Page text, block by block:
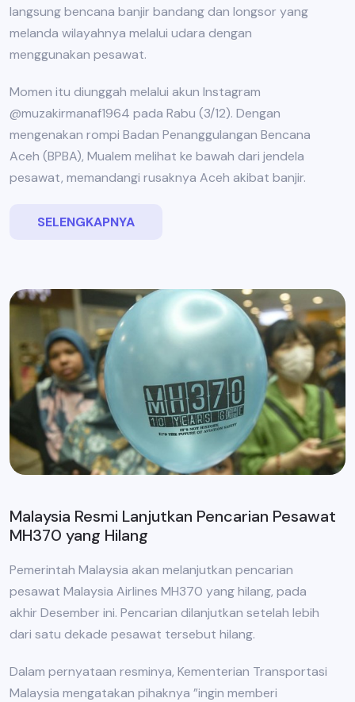
langsung bencana banjir bandang dan longsor yang
melanda wilayahnya melalui udara dengan
menggunakan pesawat.
Momen itu diunggah melalui akun Instagram
@muzakirmanaf1964 pada Rabu (3/12). Dengan
mengenakan rompi Badan Penanggulangan Bencana
Aceh (BPBA), Mualem melihat ke bawah dari jendela
pesawat, memandangi rusaknya Aceh akibat banjir.
SELENGKAPNYA
Malaysia Resmi Lanjutkan Pencarian Pesawat
MH370 yang Hilang
Pemerintah Malaysia akan melanjutkan pencarian
pesawat Malaysia Airlines MH370 yang hilang, pada
akhir Desember ini. Pencarian dilanjutkan setelah lebih
dari satu dekade pesawat tersebut hilang.
Dalam pernyataan resminya, Kementerian Transportasi
Malaysia mengatakan pihaknya ”ingin memberi